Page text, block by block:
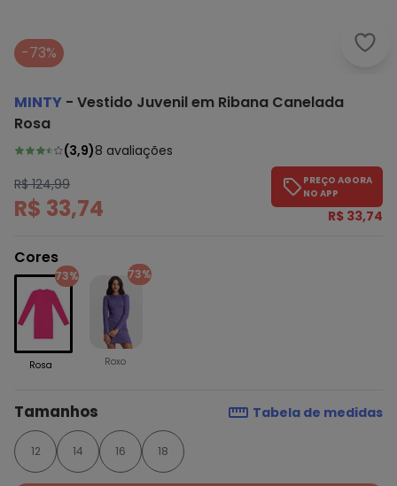
-73%
MINTY - Vestido Juvenil em Ribana Canelada
Rosa
(3,9)8 avaliações
R$ 124,99
R$ 33,74
PREÇO AGORA
NO APP
R$ 33,74
Cores
73%
Rosa
73%
Roxo
Tamanhos Tabela de medidas
12 14 16 18